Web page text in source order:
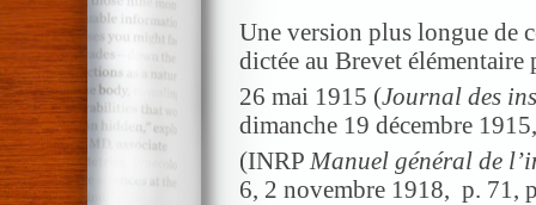
Une version plus longue de
dictée au Brevet élémentaire
26 mai 1915 (Journal des
dimanche 19 décembre
(INRP Manuel général de
6, 2 novembre 1918, p. 71,